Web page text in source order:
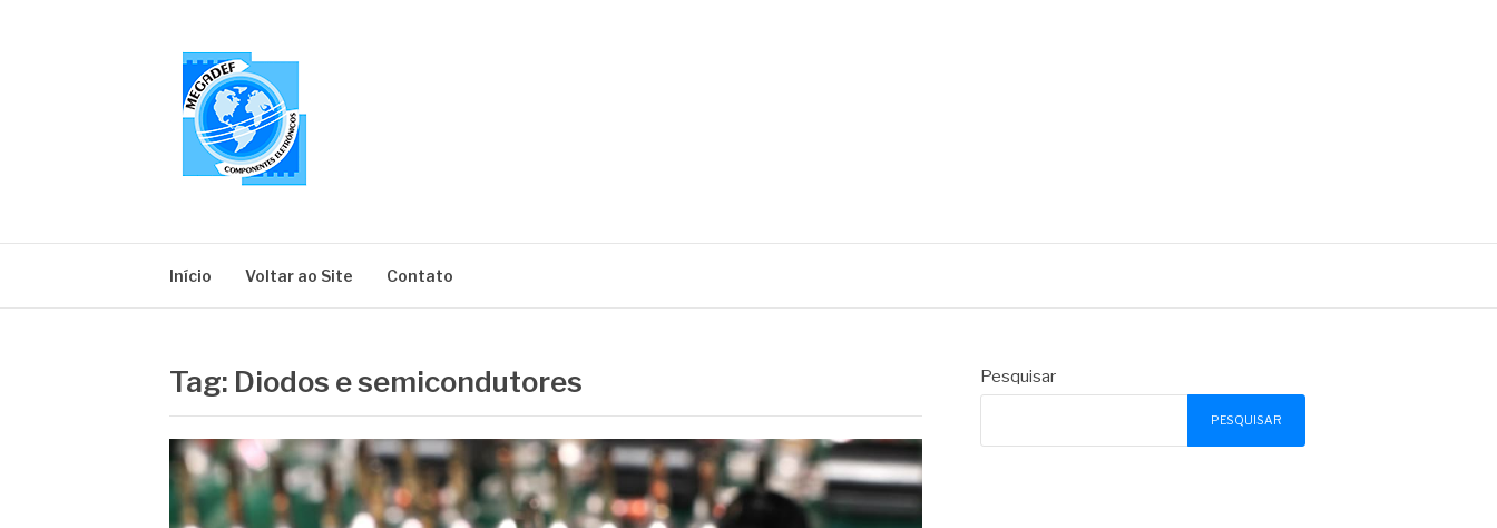
Início Voltar ao Site Contato
Tag: Diodos e semicondutores Pesquisar
PESQUISAR